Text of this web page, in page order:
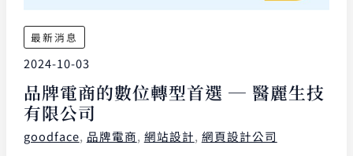
最新消息
2024-10-03
品牌電商的數位轉型首選 ─ 醫麗生技
有限公司
goodface, 品牌電商, 網站設計, 網頁設計公司